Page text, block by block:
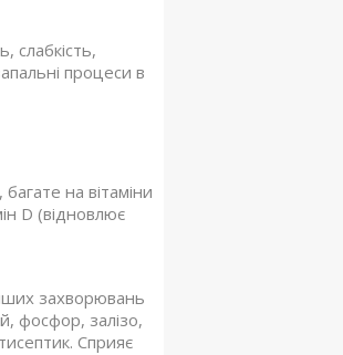
слабкість,
процеси в
на вітаміни
D (відновлює
захворювань
фосфор, залізо,
Сприяє